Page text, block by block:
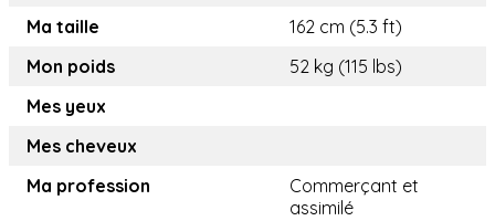
Ma taille
162 cm (5.3 ft)
Mon poids
52 kg (115 lbs)
Mes yeux
Mes cheveux
Ma profession
Commerçant et
assimilé